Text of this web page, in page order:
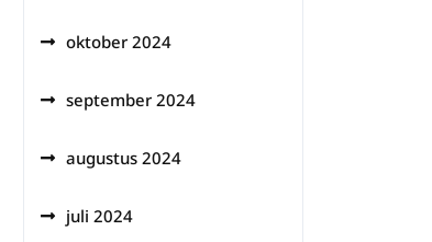
oktober 2024
september 2024
augustus 2024
juli 2024